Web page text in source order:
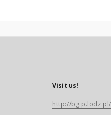
Visit us!
http://bg.p.lodz.pl/